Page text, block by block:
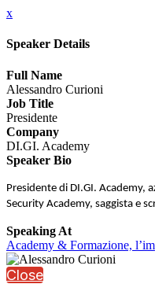
x
Speaker Details
Full Name
Alessandro Curioni
Job Title
Presidente
Company
DI.GI. Academy
Speaker Bio
Presidente di DI.GI. Academy,
Security Academy, saggista e
Speaking At
Academy & Formazione,
Close